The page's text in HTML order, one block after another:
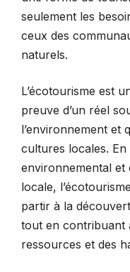
seulement les
ceux des
naturels.
L’écotourisme est
preuve d’un réel
l’environnement et
cultures locales. En
environnemental et
locale,
partir à la
tout en contribuant
ressources et des